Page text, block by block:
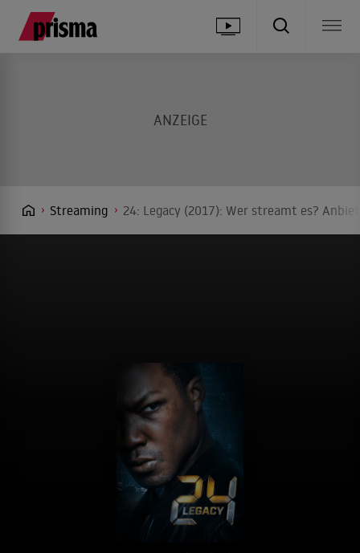
Streaming 24: Legacy (2017): Wer streamt es?